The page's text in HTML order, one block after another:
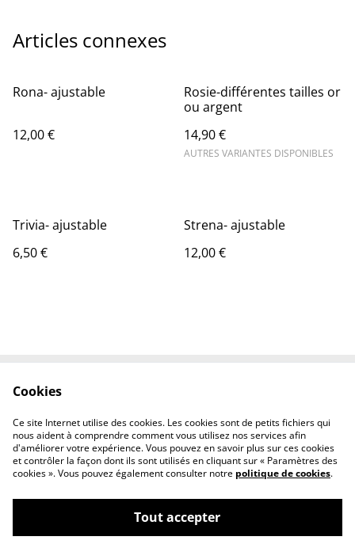
Articles connexes
Rona- ajustable
12,00 €
Rosie-différentes tailles or
ou argent
14,90 €
AUTRES VARIANTES DISPONIBLES
Trivia- ajustable
6,50 €
Strena- ajustable
12,00 €
Politique de
confidentialité
Politique de cookies
©2026Les pépites de Naty
Cookies
Ce site Internet utilise des cookies. Les cookies sont de petits fichiers qui
nous aident à comprendre comment vous utilisez nos services afin
d'améliorer votre expérience. Vous pouvez en savoir plus sur ces cookies
et contrôler la façon dont ils sont utilisés en cliquant sur « Paramètres des
cookies ». Vous pouvez également consulter notre politique de cookies.
Tout accepter